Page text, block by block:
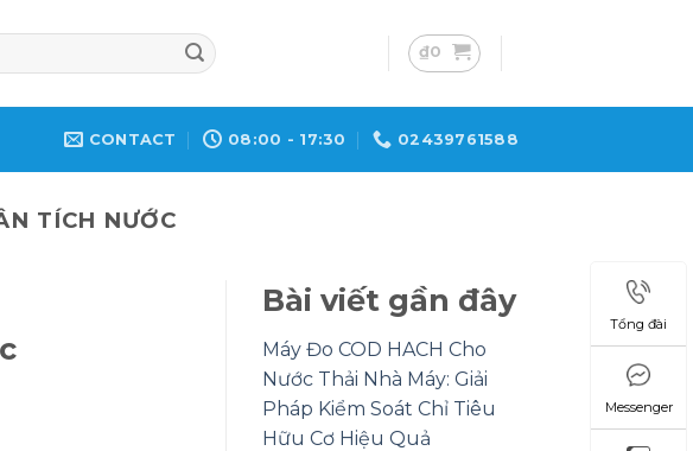
₫0
CONTACT 08:00 - 17:30 02439761588
TÍCH NƯỚC
Bài viết gần đây
Máy Đo COD HACH Cho
Nước Thải Nhà Máy: Giải
Pháp Kiểm Soát Chỉ Tiêu
Hữu Cơ Hiệu Quả
Tổng đài
Messenger